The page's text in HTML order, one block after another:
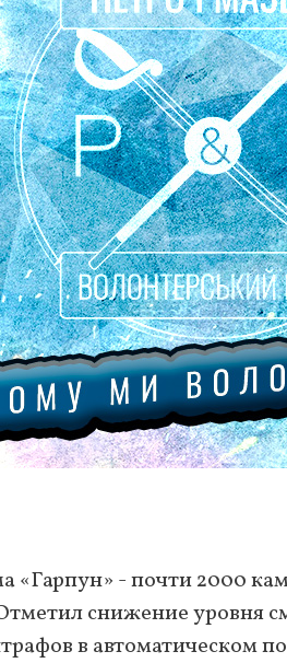
«Гарпун» - почти 2000
снижение уровня
в автоматическом